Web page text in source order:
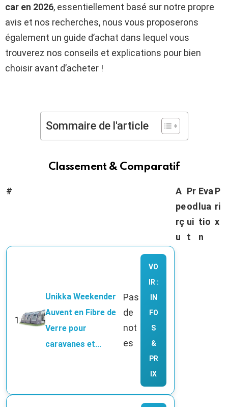
car en 2026, essentiellement basé sur notre propre
avis et nos recherches, nous vous proposerons
également un guide d’achat dans lequel vous
trouverez nos conseils et explications pour bien
choisir avant d’acheter !
Sommaire de l'article
Classement & Comparatif
#
A
pe
rç
u
Pr
od
ui
t
Eva
lua
tio
n
P
ri
x
1
Unikka Weekender
Auvent en Fibre de
Verre pour
caravanes et...
Pas
de
not
es
VO
IR :
IN
FO
S
&
PR
IX